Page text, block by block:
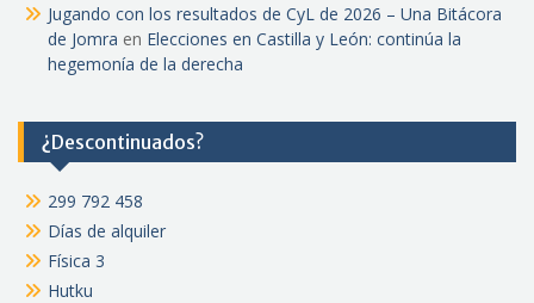
Jugando con los resultados de CyL de 2026 – Una Bitácora
de Jomra en Elecciones en Castilla y León: continúa la
hegemonía de la derecha
¿Descontinuados?
299 792 458
Días de alquiler
Física 3
Hutku